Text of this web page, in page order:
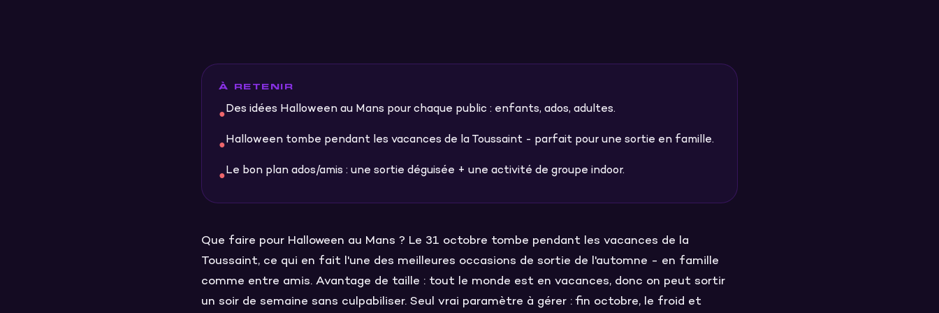
À RETENIR
●Des idées Halloween au Mans pour chaque public : enfants, ados, adultes.
●Halloween tombe pendant les vacances de la Toussaint - parfait pour une sortie en famille.
●Le bon plan ados/amis : une sortie déguisée + une activité de groupe indoor.
Que faire pour Halloween au Mans ? Le 31 octobre tombe pendant les vacances de la
Toussaint, ce qui en fait l'une des meilleures occasions de sortie de l'automne - en famille
comme entre amis. Avantage de taille : tout le monde est en vacances, donc on peut sortir
un soir de semaine sans culpabiliser. Seul vrai paramètre à gérer : fin octobre, le froid et